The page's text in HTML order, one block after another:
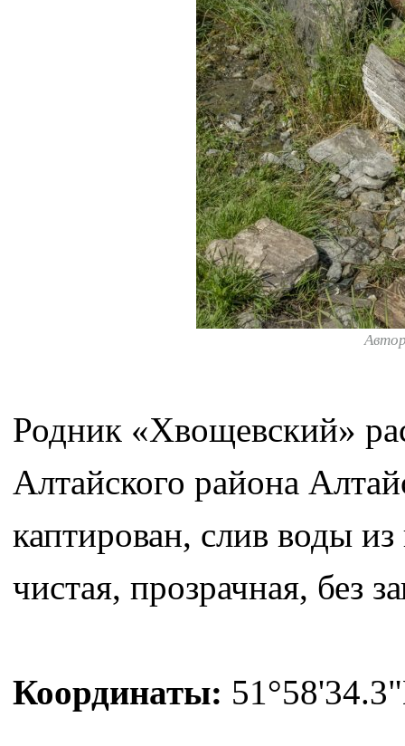
Родник «Хвощевский»
Алтайского района
каптирован, слив воды
чистая, прозрачная, без
Координаты: